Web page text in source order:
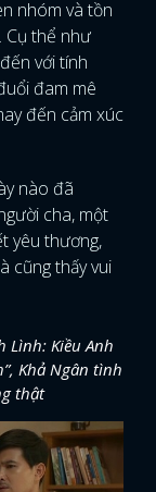
nhóm và tồn
Cụ thể như
với tính
đam mê
đến cảm xúc
nào đã
cha, một
yêu thương,
cũng thấy vui
Lình: Kiều Anh
Khả Ngân tình
thật